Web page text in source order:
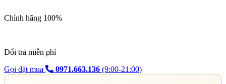
Chính hãng 100%
Đổi trả miễn phí
Gọi đặt mua
0971.663.136 (9:00-21:00)